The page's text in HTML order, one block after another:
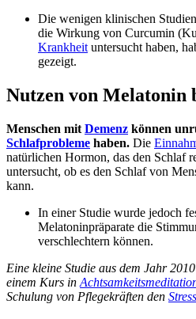
Die wenigen klinischen
die Wirkung von Curcumin
Krankheituntersucht haben,
gezeigt.
Nutzen von Melatonin
Menschen mit Demenz können
Schlafprobleme haben. Die
natürlichen Hormon, das den Schlaf
untersucht, ob es den Schlaf von
kann.
In einer Studie wurde jedoch
Melatoninpräparate die
verschlechtern können.
Eine kleine Studie aus dem Jahr
einem Kurs in
Schulung von Pflegekräften den